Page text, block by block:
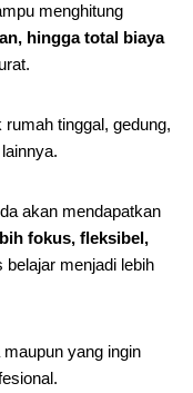
menghitung
hingga total biaya
tinggal, gedung,
akan mendapatkan
fokus, fleksibel,
belajar menjadi lebih
yang ingin